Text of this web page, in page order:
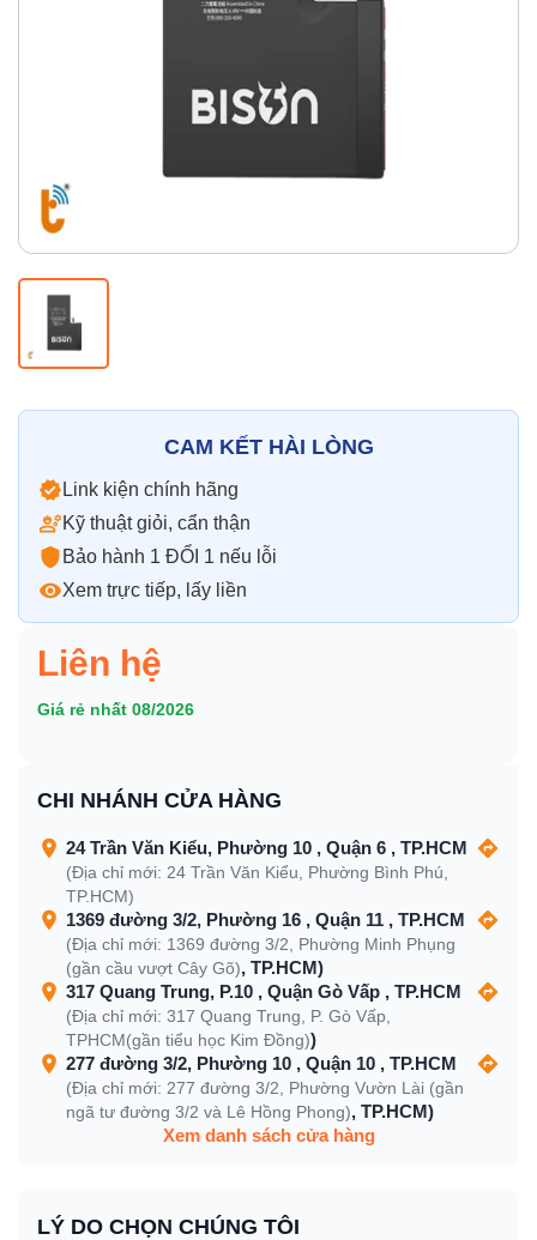
Pin iPhone Pin Samsumg Pin Oppo
Pin Realme
Thay vỏ
CAM KẾT HÀI LÒNG
Link kiện chính hãng
Kỹ thuật giỏi, cẩn thận
Bảo hành 1 ĐỔI 1 nếu lỗi
Xem trực tiếp, lấy liền
Liên hệ
Giá rẻ nhất 08/2026
CHI NHÁNH CỬA HÀNG
24 Trần Văn Kiểu, Phường 10 , Quận 6 , TP.HCM
(Địa chỉ mới: 24 Trần Văn Kiểu, Phường Bình Phú,
TP.HCM)
1369 đường 3/2, Phường 16 , Quận 11 , TP.HCM
(Địa chỉ mới: 1369 đường 3/2, Phường Minh Phụng
(gần cầu vượt Cây Gõ), TP.HCM)
317 Quang Trung, P.10 , Quận Gò Vấp , TP.HCM
(Địa chỉ mới: 317 Quang Trung, P. Gò Vấp,
TPHCM(gần tiểu học Kim Đồng))
277 đường 3/2, Phường 10 , Quận 10 , TP.HCM
(Địa chỉ mới: 277 đường 3/2, Phường Vườn Lài (gần
ngã tư đường 3/2 và Lê Hồng Phong), TP.HCM)
Xem danh sách cửa hàng
LÝ DO CHỌN CHÚNG TÔI